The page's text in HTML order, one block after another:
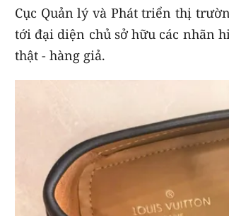
Cục Quản lý và Phát triển thị
tới đại diện chủ sở hữu các nhãn
thật - hàng giả.